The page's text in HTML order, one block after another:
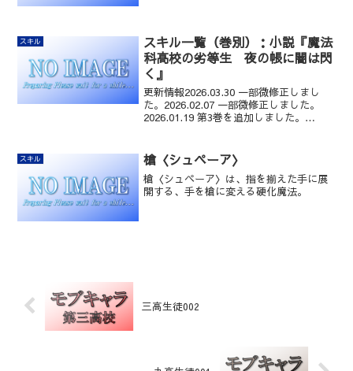
スキル
スキル一覧（巻別）：小説『魔法
科高校の劣等生 夜の帳に闇は閃
く』
更新情報2026.03.30 一部微修正しまし
た。2026.02.07 一部微修正しました。
2026.01.19 第3巻を追加しました。
等生 夜の帳に闇は閃...
スキル 槍〈シュペーア〉
槍〈シュペーア〉は、指を揃えた手に展
開する、手を槍に変える硬化魔法。
三高生徒002